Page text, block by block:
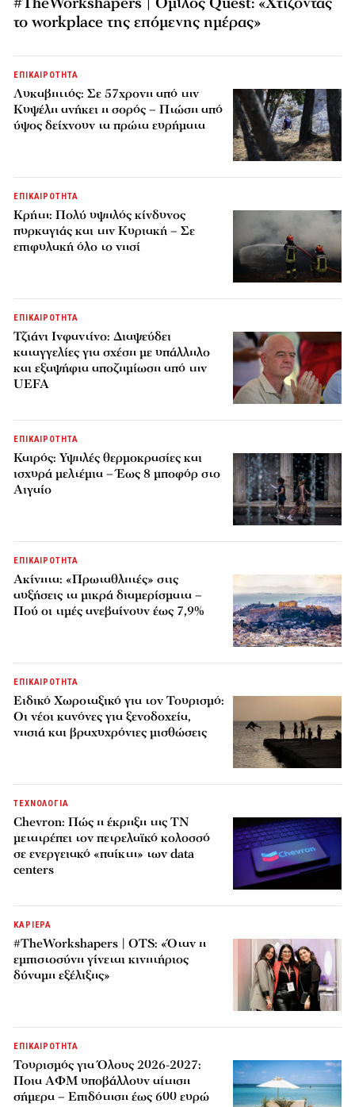
το workplace της επόμενης ημέρας»
ΕΠΙΚΑΙΡΟΤΗΤΑ
Λυκαβηττός: Σε 57χρονη από την
Κυψέλη ανήκει η σορός – Πτώση από
ύψος δείχνουν τα πρώτα ευρήματα
ΕΠΙΚΑΙΡΟΤΗΤΑ
Κρήτη: Πολύ υψηλός κίνδυνος
πυρκαγιάς και την Κυριακή – Σε
επιφυλακή όλο το νησί
ΕΠΙΚΑΙΡΟΤΗΤΑ
Τζιάνι Ινφαντίνο: Διαψεύδει
καταγγελίες για σχέση με υπάλληλο
και εξαψήφια αποζημίωση από την
UEFA
ΕΠΙΚΑΙΡΟΤΗΤΑ
Καιρός: Υψηλές θερμοκρασίες και
ισχυρά μελτέμια – Έως 8 μποφόρ στο
Αιγαίο
ΕΠΙΚΑΙΡΟΤΗΤΑ
Ακίνητα: «Πρωταθλητές» στις
αυξήσεις τα μικρά διαμερίσματα –
Πού οι τιμές ανεβαίνουν έως 7,9%
ΕΠΙΚΑΙΡΟΤΗΤΑ
Ειδικό Χωροταξικό για τον Τουρισμό:
Οι νέοι κανόνες για ξενοδοχεία,
νησιά και βραχυχρόνιες μισθώσεις
ΤΕΧΝΟΛΟΓΙΑ
Chevron: Πώς η έκρηξη της ΤΝ
μετατρέπει τον πετρελαϊκό κολοσσό
σε ενεργειακό «παίκτη» των data
centers
ΚΑΡΙΕΡΑ
#TheWorkshapers | OTS: «Όταν η
εμπιστοσύνη γίνεται κινητήριος
δύναμη εξέλιξης»
ΕΠΙΚΑΙΡΟΤΗΤΑ
Τουρισμός για Όλους 2026-2027:
Ποια ΑΦΜ υποβάλλουν αίτηση
σήμερα – Επιδότηση έως 600 ευρώ